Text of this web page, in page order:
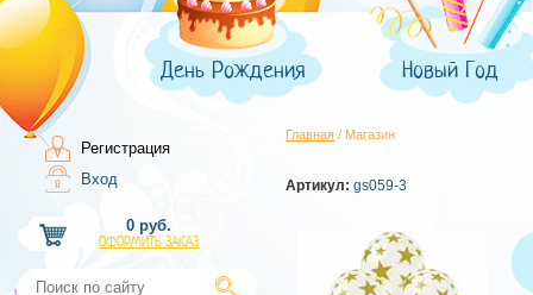
День Рождения Новый Год
Регистрация
Вход
0 руб.
ОФОРМИТЬ ЗАКАЗ
Главная / Магазин
Артикул: gs059-3